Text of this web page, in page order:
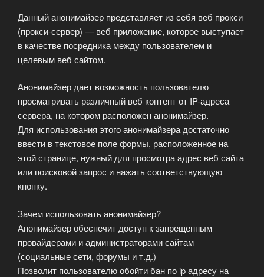
Данный анонимайзер представляет из себя веб прокси
(прокси-сервер) — веб приложение, которое выступает
в качестве посредника между пользователем и
целевым веб сайтом.
Анонимайзер дает возможность пользователю
просматривать различный веб контент от IP-адреса
сервера, на котором расположен анонимайзер.
Для использования этого анонимайзера достаточно
ввести в текстовое поле формы, расположенное на
этой странице, нужный для просмотра адрес веб сайта
или поисковой запрос и нажать соответствующую
кнопку.
Зачем использовать анонимайзер?
Анонимайзер обеспечит доступ к запрещенным
провайдерами и администраторами сайтам
(социальные сети, форумы и т.д.)
Позволит пользователю обойти бан по ip адресу на